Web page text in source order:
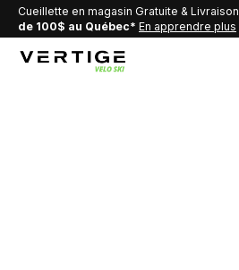
Cueillette en magasin Gratuite & Livraison
de 100$ au Québec* En apprendre plus